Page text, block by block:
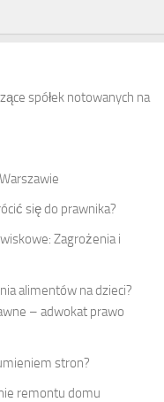
spółek notowanych na
się do prawnika?
Zagrożenia i
alimentów na dzieci?
– adwokat prawo
stron?
remontu domu